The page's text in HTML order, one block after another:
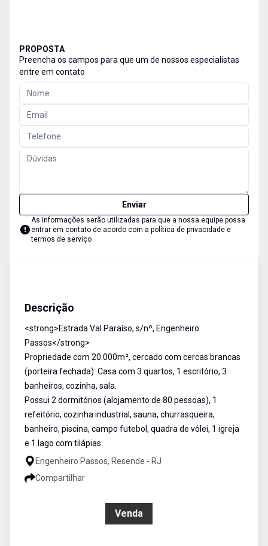
PROPOSTA
Preencha os campos para que um de nossos especialistas
entre em contato
Enviar
As informações serão utilizadas para que a nossa equipe possa
entrar em contato de acordo com a política de privacidade e
termos de serviço
Descrição
<strong>Estrada Val Paraíso, s/nº, Engenheiro
Passos</strong>
Propriedade com 20.000m², cercado com cercas brancas
(porteira fechada): Casa com 3 quartos, 1 escritório, 3
banheiros, cozinha, sala.
Possui 2 dormitórios (alojamento de 80 pessoas), 1
refeitório, cozinha industrial, sauna, churrasqueira,
banheiro, piscina, campo futebol, quadra de vôlei, 1 igreja
e 1 lago com tilápias.
Engenheiro Passos, Resende - RJ
Compartilhar
Venda